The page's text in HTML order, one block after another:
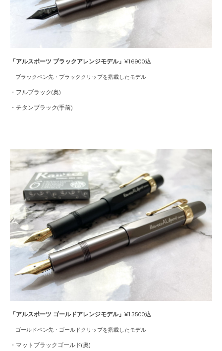
「アルスポーツ ブラックアレンジモデル」 ¥16900込
ブラックペン先・ブラッククリップを搭載したモデル
・フルブラック(奥)
・チタンブラック(手前)
「アルスポーツ ゴールドアレンジモデル」 ¥13500込
ゴールドペン先・ゴールドクリップを搭載したモデル
・マットブラックゴールド(奥)